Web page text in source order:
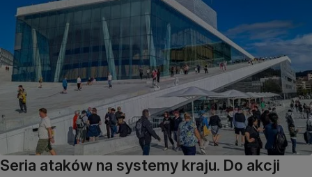
Seria ataków na systemy kraju. Do akcji